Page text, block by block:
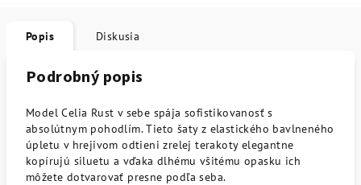
Popis Diskusia
Podrobný popis
Model Celia Rust v sebe spája sofistikovanosť s
absolútnym pohodlím. Tieto šaty z elastického bavlneného
úpletu v hrejivom odtieni zrelej terakoty elegantne
kopírujú siluetu a vďaka dlhému všitému opasku ich
môžete dotvarovať presne podľa seba.